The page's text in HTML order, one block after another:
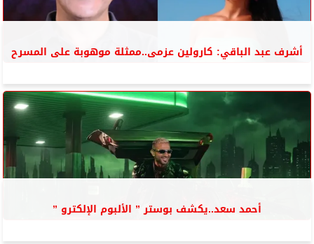
أشرف عبد الباقي: كارولين عزمى..ممثلة موهوبة على المسرح
أحمد سعد..يكشف بوستر ” الألبوم الإلكترو ”